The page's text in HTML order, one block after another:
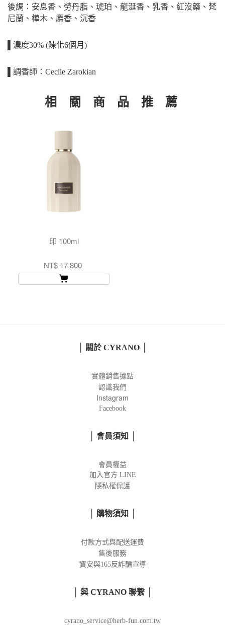
後調：安息香、勞丹脂、琥珀、龍涎香、乳香、紅沒藥、梵
尼蘭、樺木、麝香、沉香
▌濃度30% (陳化6個月)
▌調香師：Cecile Zarokian
相 關 商 品 推 薦
印 100ml
NT$ 17,800
│ 關於 CYRANO │
實體銷售據點
認識我們
Instagram
Facebook
│ 會員須知 │
會員權益
加入官方 LINE
隱私權保護
│ 購物須知 │
付款方式與配送運費
售後服務
資安與165反詐騙宣導
│ 與 CYRANO 聯繫 │
cyrano_service@herb-fun.com.tw